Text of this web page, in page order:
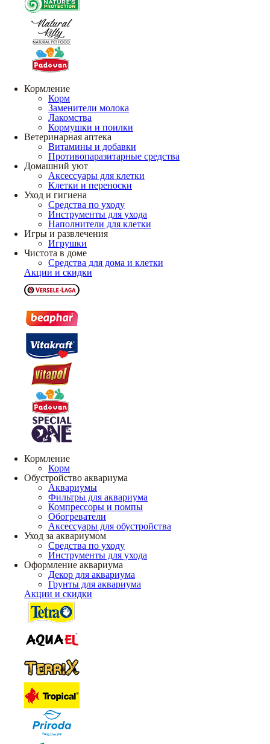
Кормление
Корм
Заменители молока
Лакомства
Кормушки и поилки
Ветеринарная аптека
Витамины и добавки
Противопаразитарные средства
Домашний уют
Аксессуары для клетки
Клетки и переноски
Уход и гигиена
Средства по уходу
Инструменты для ухода
Наполнители для клетки
Игры и развлечения
Игрушки
Чистота в доме
Средства для дома и клетки
Акции и скидки
Кормление
Корм
Обустройство аквариума
Аквариумы
Фильтры для аквариума
Компрессоры и помпы
Обогреватели
Аксессуары для обустройства
Уход за аквариумом
Средства по уходу
Инструменты для ухода
Оформление аквариума
Декор для аквариума
Грунты для аквариума
Акции и скидки